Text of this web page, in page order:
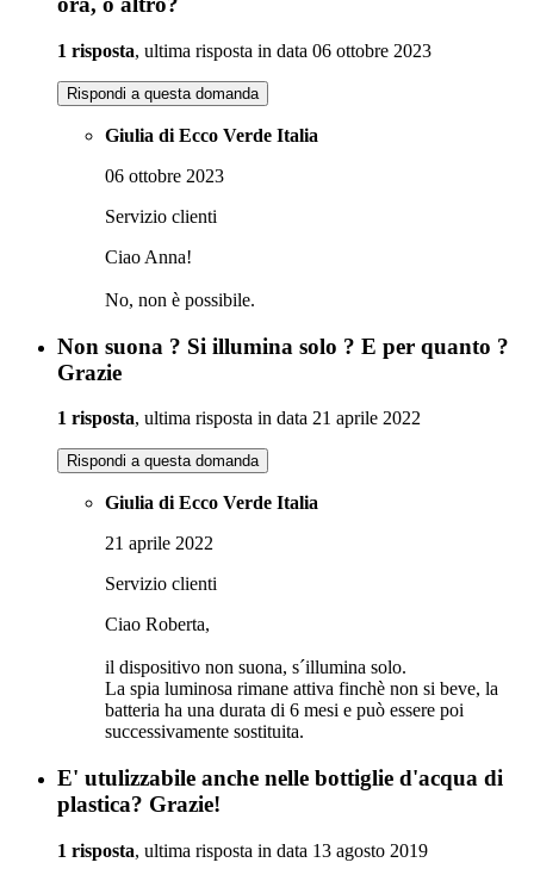
1 risposta, ultima risposta in data 06 ottobre 2023
Rispondi a questa domanda
Giulia di Ecco Verde Italia
06 ottobre 2023
Servizio clienti
Ciao Anna!
No, non è possibile.
Non suona ? Si illumina solo ? E per quanto ?
Grazie
1 risposta, ultima risposta in data 21 aprile 2022
Rispondi a questa domanda
Giulia di Ecco Verde Italia
21 aprile 2022
Servizio clienti
Ciao Roberta,
il dispositivo non suona, s´illumina solo.
La spia luminosa rimane attiva finchè non si beve, la
batteria ha una durata di 6 mesi e può essere poi
successivamente sostituita.
E' utulizzabile anche nelle bottiglie d'acqua di
plastica? Grazie!
1 risposta, ultima risposta in data 13 agosto 2019